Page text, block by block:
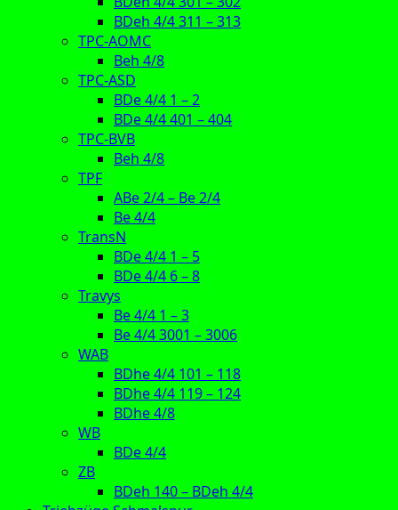
BDeh 4/4 311 – 313
TPC-AOMC
Beh 4/8
TPC-ASD
BDe 4/4 1 – 2
BDe 4/4 401 – 404
TPC-BVB
Beh 4/8
TPF
ABe 2/4 – Be 2/4
Be 4/4
TransN
BDe 4/4 1 – 5
BDe 4/4 6 – 8
Travys
Be 4/4 1 – 3
Be 4/4 3001 – 3006
WAB
BDhe 4/4 101 – 118
BDhe 4/4 119 – 124
BDhe 4/8
WB
BDe 4/4
ZB
BDeh 140 – BDeh 4/4